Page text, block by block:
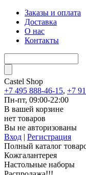
Заказы и оплата
Доставка
О нас
Контакты
Castel Shop
+7 495 888-46-15, +7
Пн-пт, 09:00-22:00
В вашей корзине
нет товаров
Вы не авторизованы
Вход | Регистрация
Полный каталог
Кожгалантерея
Настольные наборы